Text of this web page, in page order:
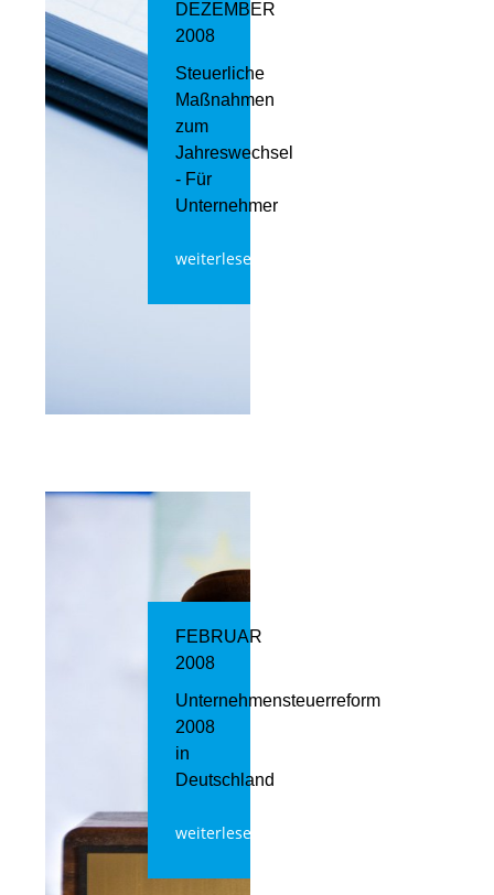
DEZEMBER
2008
Steuerliche
Maßnahmen
zum
Jahreswechsel
- Für
Unternehmer
weiterlesen
FEBRUAR
2008
Unternehmensteuerreform
2008
in
Deutschland
weiterlesen